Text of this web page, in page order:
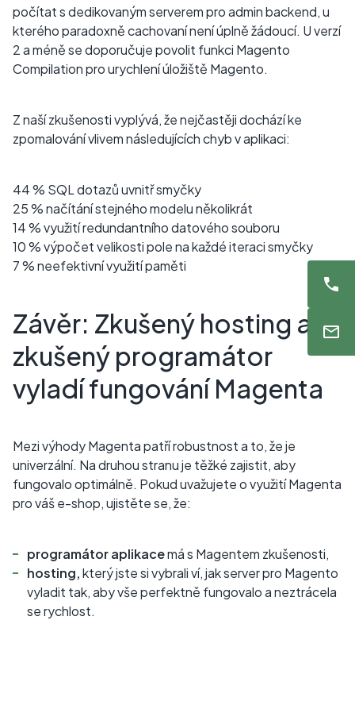
počítat s dedikovaným serverem pro admin backend, u
kterého paradoxně cachovaní není úplně žádoucí. U verzí
2 a méně se doporučuje povolit funkci Magento
Compilation pro urychlení úložiště Magento.
Z naší zkušenosti vyplývá, že nejčastěji dochází ke
zpomalování vlivem následujících chyb v aplikaci:
44 % SQL dotazů uvnitř smyčky
25 % načítání stejného modelu několikrát
14 % využití redundantního datového souboru
10 % výpočet velikosti pole na každé iteraci smyčky
7 % neefektivní využití paměti
Závěr: Zkušený hosting a
zkušený programátor
vyladí fungování Magenta
Mezi výhody Magenta patří robustnost a to, že je
univerzální. Na druhou stranu je těžké zajistit, aby
fungovalo optimálně. Pokud uvažujete o využití Magenta
pro váš e-shop, ujistěte se, že:
programátor aplikacemá s Magentem zkušenosti,
hosting,který jste si vybrali ví, jak server pro Magento
vyladit tak, aby vše perfektně fungovalo a neztrácela
se rychlost.